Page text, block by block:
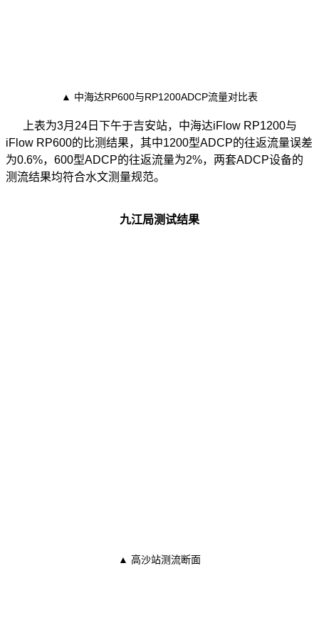
▲ 中海达RP600与RP1200ADCP流量对比表
上表为3月24日下午于吉安站，中海达iFlow RP1200与
iFlow RP600的比测结果，其中1200型ADCP的往返流量误差
为0.6%，600型ADCP的往返流量为2%，两套ADCP设备的
测流结果均符合水文测量规范。
九江局测试结果
▲ 高沙站测流断面